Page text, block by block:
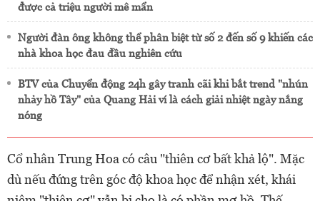
được cả triệu người mê mẩn
Người đàn ông không thể phân biệt từ số 2 đến số 9 khiến các
nhà khoa học đau đầu nghiên cứu
BTV của Chuyển động 24h gây tranh cãi khi bắt trend "nhún
nhảy hồ Tây" của Quang Hải ví là cách giải nhiệt ngày nắng
nóng
Cổ nhân Trung Hoa có câu "thiên cơ bất khả lộ". Mặc
dù nếu đứng trên góc độ khoa học để nhận xét, khái